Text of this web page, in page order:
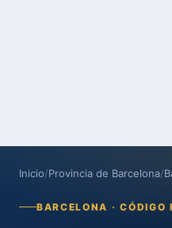
Inicio/Provincia de Barcelona/
BARCELONA · CÓDIGO